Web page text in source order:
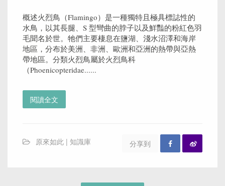
概述火烈鳥（Flamingo）是一種獨特且極具標誌性的
水鳥，以其長腿、S 型彎曲的脖子以及鮮豔的粉紅色羽
毛聞名於世。牠們主要棲息在鹽湖、淺水沼澤和海岸
地區，分布於美洲、非洲、歐洲和亞洲的熱帶與亞熱
帶地區。分類火烈鳥屬於火烈鳥科
（Phoenicopteridae......
閱讀全文
原來如此 | 知識庫 分享到